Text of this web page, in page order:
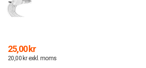
25,00 kr
20,00 kr exkl. moms